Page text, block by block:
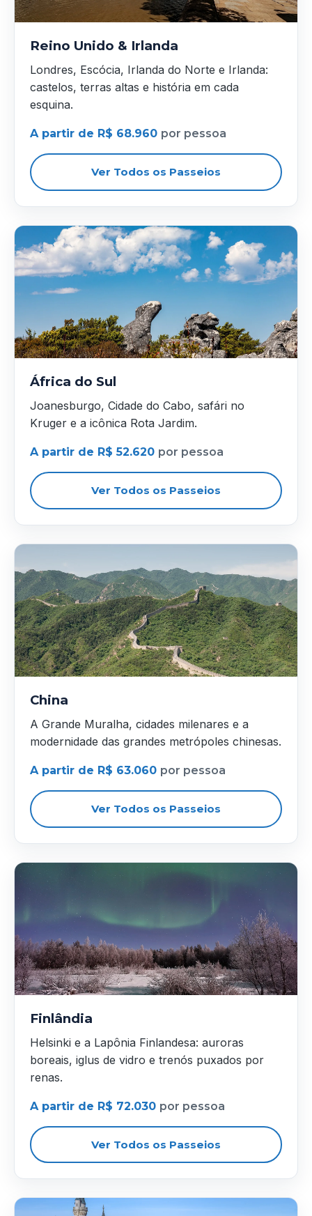
Reino Unido & Irlanda
Londres, Escócia, Irlanda do Norte e Irlanda:
castelos, terras altas e história em cada
esquina.
A partir de R$ 68.960 por pessoa
Ver Todos os Passeios
África do Sul
Joanesburgo, Cidade do Cabo, safári no
Kruger e a icônica Rota Jardim.
A partir de R$ 52.620 por pessoa
Ver Todos os Passeios
China
A Grande Muralha, cidades milenares e a
modernidade das grandes metrópoles chinesas.
A partir de R$ 63.060 por pessoa
Ver Todos os Passeios
Finlândia
Helsinki e a Lapônia Finlandesa: auroras
boreais, iglus de vidro e trenós puxados por
renas.
A partir de R$ 72.030 por pessoa
Ver Todos os Passeios